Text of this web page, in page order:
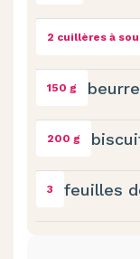
2 cuillères à
150 g
200 g
3 feuilles